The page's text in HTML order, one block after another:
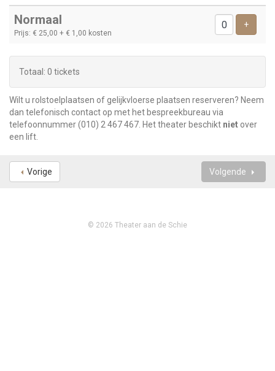
Aantal
Normaal
Prijs: € 25,00 + € 1,00 kosten
+Voeg
Totaal: 0 tickets
Wilt u rolstoelplaatsen of gelijkvloerse plaatsen reserveren? Neem
dan telefonisch contact op met het bespreekbureau via
telefoonnummer(010) 2 467 467. Het theater beschikt niet over
een lift.
Vorige Volgende
© 2026 Theater aan de Schie